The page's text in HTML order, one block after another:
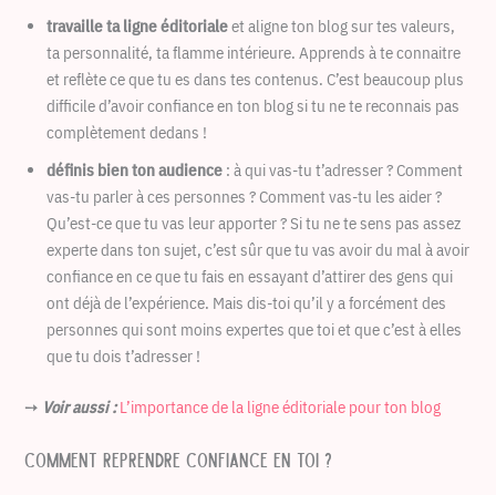
travaille ta ligne éditorialeet aligne ton blog sur tes valeurs,
ta personnalité, ta flamme intérieure. Apprends à te connaitre
et reflète ce que tu es dans tes contenus. C’est beaucoup plus
difficile d’avoir confiance en ton blog si tu ne te reconnais pas
complètement dedans !
définis bien ton audience : à qui vas-tu t’adresser ? Comment
vas-tu parler à ces personnes ? Comment vas-tu les aider ?
Qu’est-ce que tu vas leur apporter ? Si tu ne te sens pas assez
experte dans ton sujet, c’est sûr que tu vas avoir du mal à avoir
confiance en ce que tu fais en essayant d’attirer des gens qui
ont déjà de l’expérience. Mais dis-toi qu’il y a forcément des
personnes qui sont moins expertes que toi et que c’est à elles
que tu dois t’adresser !
➙ Voir aussi :L’importance de la ligne éditoriale pour ton blog
Comment reprendre confiance en toi ?